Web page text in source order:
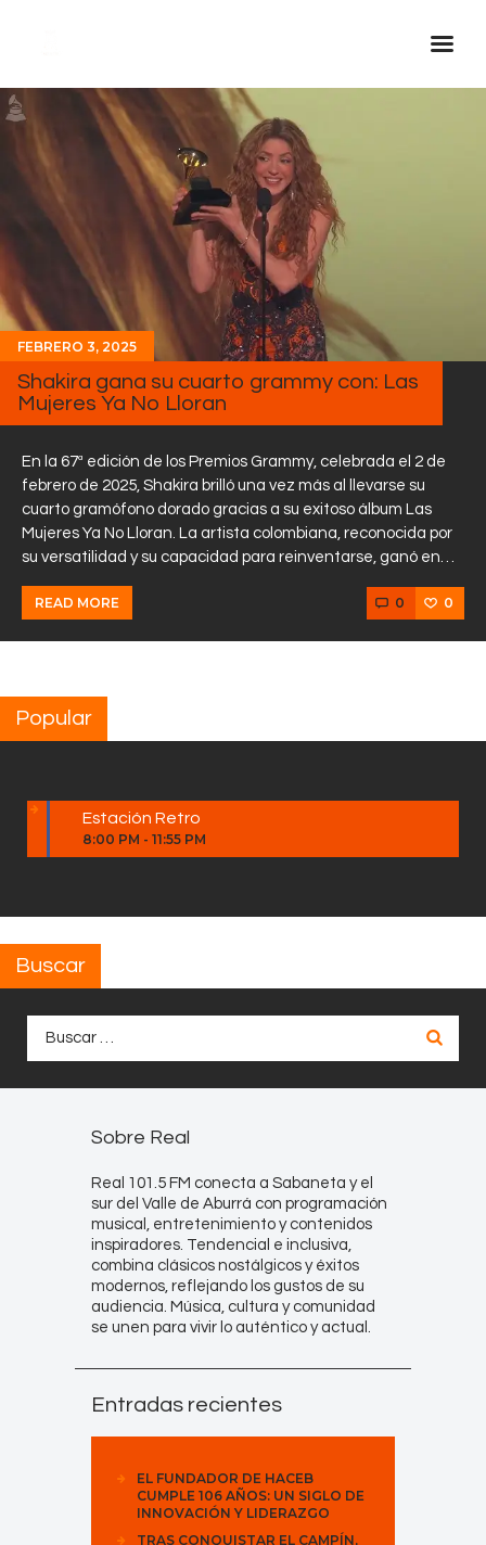
Inicio Real FM
Streaming
En Vivo
Descarga La APP
Programas
Noticias
Equipo
Sobre Nosotros
Contactos
FEBRERO 3, 2025
Shakira gana su cuarto grammy con: Las
Mujeres Ya No Lloran
En la 67ª edición de los Premios Grammy, celebrada el 2 de
febrero de 2025, Shakira brilló una vez más al llevarse su
cuarto gramófono dorado gracias a su exitoso álbum Las
Mujeres Ya No Lloran. La artista colombiana, reconocida por
su versatilidad y su capacidad para reinventarse, ganó en…
READ MORE 0 0
Popular
Estación Retro
8:00 PM - 11:55 PM
Buscar
Sobre Real
Real 101.5 FM conecta a Sabaneta y el
sur del Valle de Aburrá con programación
musical, entretenimiento y contenidos
inspiradores. Tendencial e inclusiva,
combina clásicos nostálgicos y éxitos
modernos, reflejando los gustos de su
audiencia. Música, cultura y comunidad
se unen para vivir lo auténtico y actual.
Entradas recientes
EL FUNDADOR DE HACEB
CUMPLE 106 AÑOS: UN SIGLO DE
INNOVACIÓN Y LIDERAZGO
TRAS CONQUISTAR EL CAMPÍN,